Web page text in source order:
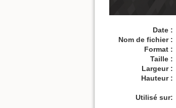
Date :
Nom de fichier :
Format :
Taille :
Largeur :
Hauteur :
Utilisé sur: